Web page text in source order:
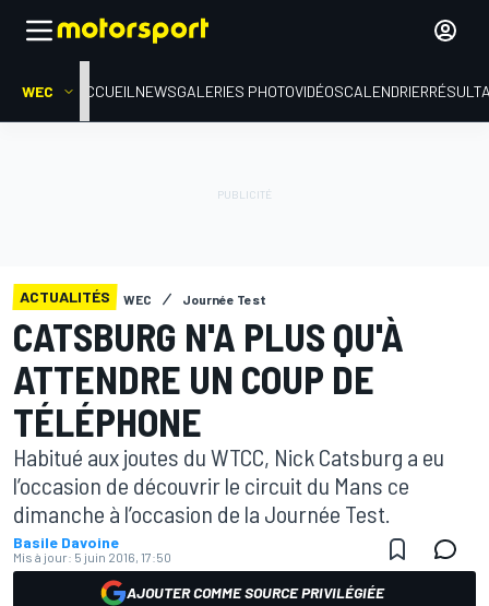
WEC ACCUEIL NEWSGALERIES PHOTOVIDÉOSCALENDRIER
ACTUALITÉS WEC Journée Test
CATSBURG N'A PLUS QU'À
ATTENDRE UN COUP DE
TÉLÉPHONE
Habitué aux joutes du WTCC, Nick Catsburg a eu
l’occasion de découvrir le circuit du Mans ce
dimanche à l’occasion de la Journée Test.
Basile Davoine
Mis à jour: 5 juin 2016, 17:50
AJOUTER COMME SOURCE PRIVILÉGIÉE